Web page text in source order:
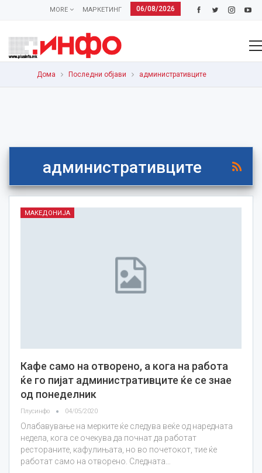
06/08/2026
МАРКЕТИНГ
MORE
Дома Последни објави административците
административците
МАКЕДОНИЈА
Кафе само на отворено, а кога на работа
ќе го пијат административците ќе се знае
од понеделник
Плусинфо 04/05/2020
Олабавување на мерките ќе следува веќе од наредната
недела, кога се очекува да почнат да работат
рестораните, кафулињата, но во почетокот, тие ќе
работат само на отворено. Следната…